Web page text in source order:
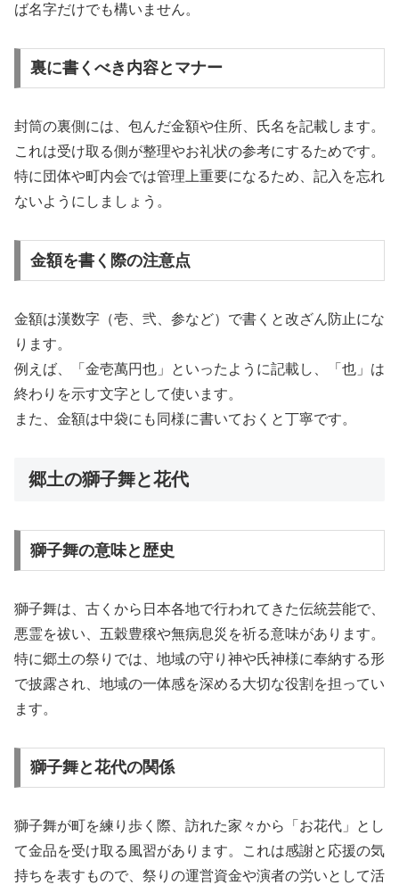
ば名字だけでも構いません。
裏に書くべき内容とマナー
封筒の裏側には、包んだ金額や住所、氏名を記載します。
これは受け取る側が整理やお礼状の参考にするためです。
特に団体や町内会では管理上重要になるため、記入を忘れ
ないようにしましょう。
金額を書く際の注意点
金額は漢数字（壱、弐、参など）で書くと改ざん防止にな
ります。
例えば、「金壱萬円也」といったように記載し、「也」は
終わりを示す文字として使います。
また、金額は中袋にも同様に書いておくと丁寧です。
郷土の獅子舞と花代
獅子舞の意味と歴史
獅子舞は、古くから日本各地で行われてきた伝統芸能で、
悪霊を祓い、五穀豊穣や無病息災を祈る意味があります。
特に郷土の祭りでは、地域の守り神や氏神様に奉納する形
で披露され、地域の一体感を深める大切な役割を担ってい
ます。
獅子舞と花代の関係
獅子舞が町を練り歩く際、訪れた家々から「お花代」とし
て金品を受け取る風習があります。これは感謝と応援の気
持ちを表すもので、祭りの運営資金や演者の労いとして活